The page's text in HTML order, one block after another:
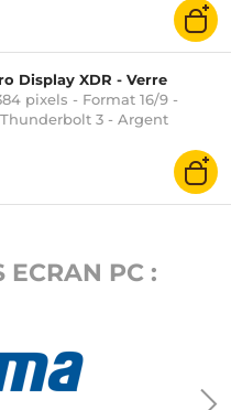
Display XDR - Verre
pixels - Format 16/9 -
3 - Argent
ECRAN PC :